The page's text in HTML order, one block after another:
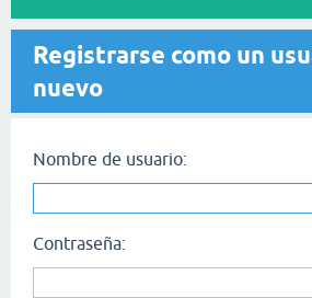
Registrarse como un
nuevo
Nombre de usuario:
Contraseña: